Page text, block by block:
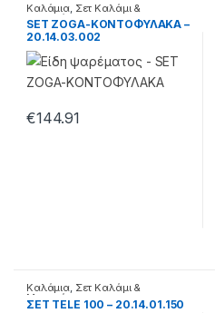
Καλάμια Σετ Καλάμι &
Μηχανάκι
SET ZOGA-ΚΟΝΤΟΦΥΛΑΚΑ –
20.14.03.002
€144.91
Καλάμια, Σετ Καλάμι &
Μηχανάκι
ΣΕΤ TELE 100 – 20.14.01.150